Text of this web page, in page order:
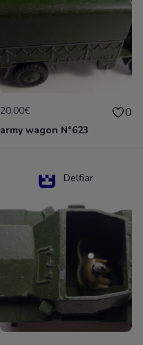
20.00€ 0
army wagon N°623
Delfiar